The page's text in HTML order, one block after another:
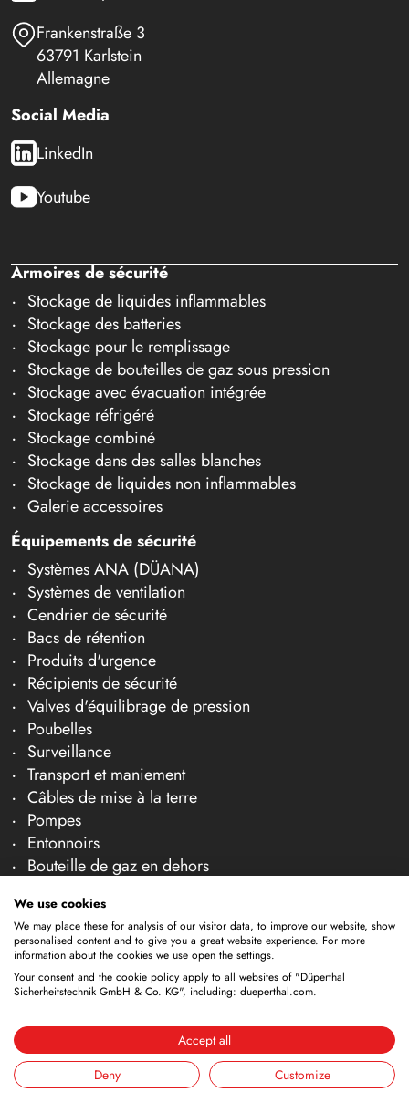
Frankenstraße 3
63791 Karlstein
Allemagne
Social Media
LinkedIn
Youtube
Armoires de sécurité
Stockage de liquides inflammables
Stockage des batteries
Stockage pour le remplissage
Stockage de bouteilles de gaz sous pression
Stockage avec évacuation intégrée
Stockage réfrigéré
Stockage combiné
Stockage dans des salles blanches
Stockage de liquides non inflammables
Galerie accessoires
Équipements de sécurité
Systèmes ANA (DÜANA)
Systèmes de ventilation
Cendrier de sécurité
Bacs de rétention
Produits d'urgence
Récipients de sécurité
Valves d'équilibrage de pression
Poubelles
Surveillance
Transport et maniement
Câbles de mise à la terre
Pompes
Entonnoirs
Bouteille de gaz en dehors
Robinets
Conteneur de stockage
Cuves de nettoyage
Entreprise
À propos de nous
Carrière
Salons
We use cookies
We may place these for analysis of our visitor data, to improve our website, show
personalised content and to give you a great website experience. For more
information about the cookies we use open the settings.
Your consent and the cookie policy apply to all websites of "Düperthal
Sicherheitstechnik GmbH & Co. KG", including: dueperthal.com.
Accept all
Deny
Customize